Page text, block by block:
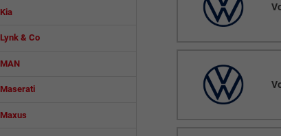
Kia
Lynk & Co
MAN
Maserati
Maxus